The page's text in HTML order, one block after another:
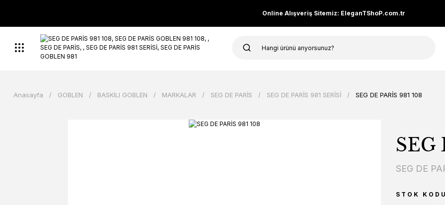
Online Alışveriş Sitemiz: EleganTShoP.com.tr
Anasayfa GOBLEN BASKILI GOBLEN MARKALAR SEG DE PARİS SEG DE PARİS 981 SERİSİ SEG DE PARİS 981 108
SEG
SEG DE
STOK KODU